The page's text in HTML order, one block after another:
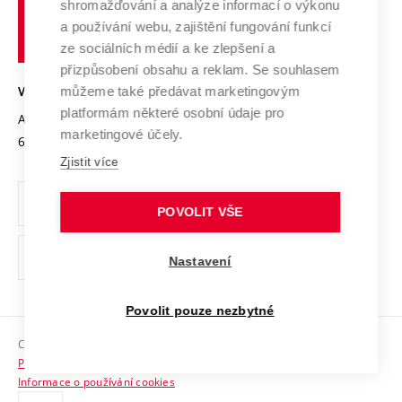
Transfer znalostí
Open Science
Projekty
Projekty ze strukturálních fondů
Specifický výzkum
Mezinárodní dohody
Univerzitní sítě
Udržitelná univerzita
Podnikavá univerzita / ContriBUTe
Bezpečná univerzita
Vyznamenání
Organizační struktura
Ochrana osobních údajů
odkaz)
Sociální bezpečí
HR Award
učení
technické
Brně
VYSOKÉ UČENÍ TECHNICKÉ V BRNĚ
Antonínská 548/1
602 00 Brno
www.vut.cz
vut@vutbr.cz
Copyright © 2026 VUT
Prohlášení o přístupnosti
Informace o používání cookies
shromažďování a analýze informací o výkonu
a používání webu, zajištění fungování funkcí
ze sociálních médií a ke zlepšení a
přizpůsobení obsahu a reklam. Se souhlasem
můžeme také předávat marketingovým
platformám některé osobní údaje pro
marketingové účely.
Zjistit více
POVOLIT VŠE
Nastavení
Povolit pouze nezbytné